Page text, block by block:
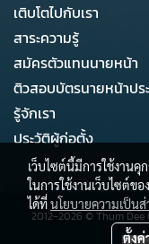
เติบโตไปกับเรา
สาระความรู้
สมัครตัวแทนนายหน้า
ติวสอบบัตรนายหน้าปร
รู้จักเรา
ประวัติผู้ก่อตั้ง
2012-2026 ©Thum Dee
เว็บไซต์นี้มีการใช้งาน
ในการใช้งานเว็บไซต์ข
ได้ที่นโยบายความเป็น
ตั้งค่